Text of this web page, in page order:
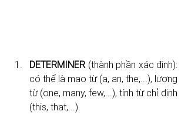
DETERMINER (thành phần xác định):
có thể là mạo từ (a, an, the,...), lượng
từ (one, many, few,...), tính từ chỉ định
(this, that,...).